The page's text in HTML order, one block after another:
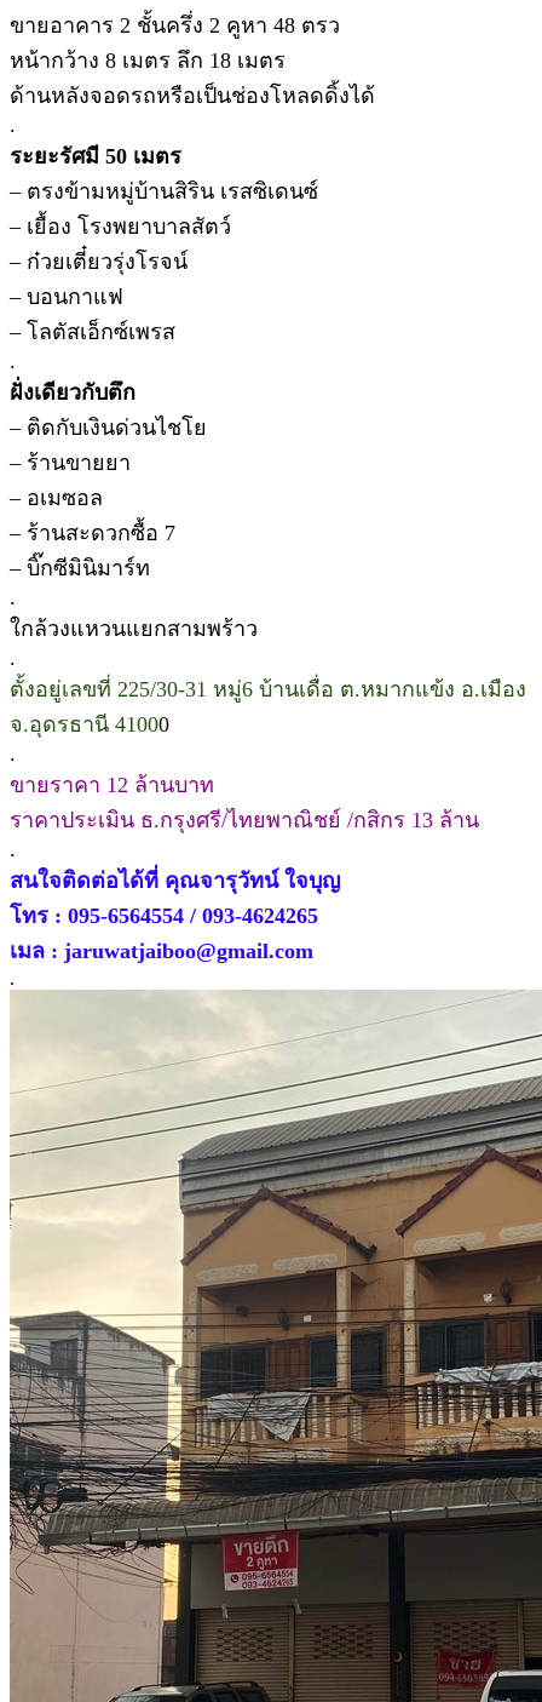
ขายอาคาร 2 ชั้นครึ่ง 2 คูหา 48 ตรว
หน้ากว้าง 8 เมตร ลึก 18 เมตร
ด้านหลังจอดรถหรือเป็นช่องโหลดดิ้งได้
.
ระยะรัศมี 50 เมตร
– ตรงข้ามหมู่บ้านสิริน เรสซิเดนซ์
– เยื้อง โรงพยาบาลสัตว์
– ก๋วยเตี๋ยวรุ่งโรจน์
– บอนกาแฟ
– โลตัสเอ็กซ์เพรส
.
ฝั่งเดียวกับตึก
– ติดกับเงินด่วนไชโย
– ร้านขายยา
– อเมซอล
– ร้านสะดวกซื้อ 7
– บิ๊กซีมินิมาร์ท
.
ใกล้วงแหวนแยกสามพร้าว
.
ตั้งอยู่เลขที่ 225/30-31 หมู่6 บ้านเดื่อ ต.หมากแข้ง อ.เมือง
จ.อุดรธานี 41000
.
ขายราคา 12 ล้านบาท
ราคาประเมิน ธ.กรุงศรี/ไทยพาณิชย์ /กสิกร 13 ล้าน
.
สนใจติดต่อได้ที่ คุณจารุวัทน์ ใจบุญ
โทร : 095-6564554 / 093-4624265
เมล : jaruwatjaiboo@gmail.com
.